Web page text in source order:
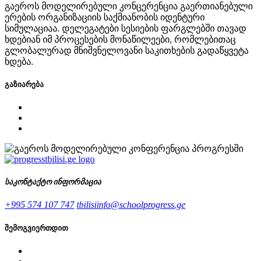
გაეროს მოდელირებული კონცერენცია გაერთიანებული
ერების ორგანიზაციის საქმიანობის იდენტური
სიმულაციაა. დელეგატები სესიების ფარგლებში თავად
ხდებიან იმ პროცესების მონაწილეები, რომლებითაც
გლობალურად მნიშვნელოვანი საკითხების გადაწყვეტა
ხდება.
გაზიარება
საკონტაქტო ინფორმაცია
+995 574 107 747 tbilisiinfo@schoolprogress.ge
შემოგვიერთდით